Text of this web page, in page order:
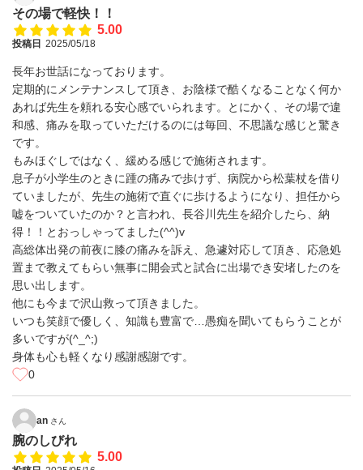
その場で軽快！！
5.00
投稿日 2025/05/18
長年お世話になっております。
定期的にメンテナンスして頂き、お陰様で酷くなることなく何か
あれば先生を頼れる安心感でいられます。とにかく、その場で違
和感、痛みを取っていただけるのには毎回、不思議な感じと驚き
です。
もみほぐしではなく、緩める感じで施術されます。
息子が小学生のときに踵の痛みで歩けず、病院から松葉杖を借り
ていましたが、先生の施術で直ぐに歩けるようになり、担任から
嘘をついていたのか？と言われ、長谷川先生を紹介したら、納
得！！とおっしゃってました(^^)v
高総体出発の前夜に膝の痛みを訴え、急遽対応して頂き、応急処
置まで教えてもらい無事に開会式と試合に出場でき安堵したのを
思い出します。
他にも今まで沢山救って頂きました。
いつも笑顔で優しく、知識も豊富で…愚痴を聞いてもらうことが
多いですが(^_^;)
身体も心も軽くなり感謝感謝です。
0
an さん
腕のしびれ
5.00